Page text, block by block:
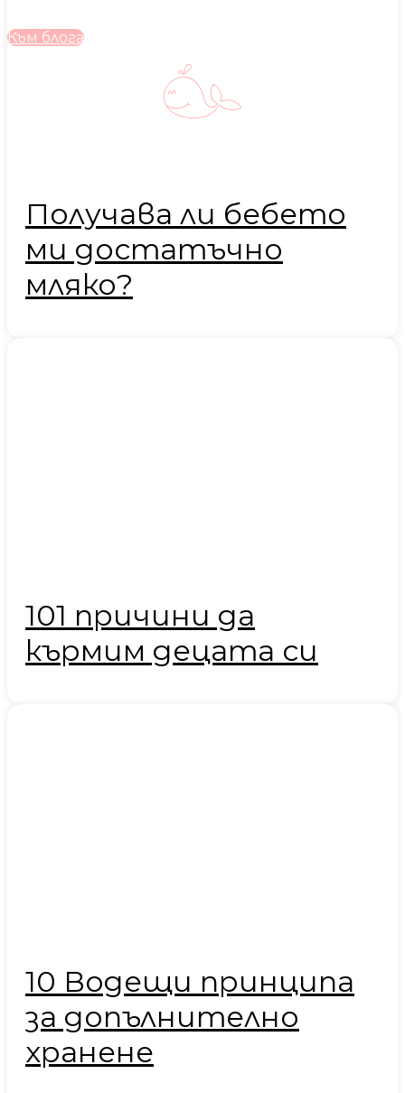
Към блога
Получава ли бебето
ми достатъчно
мляко?
101 причини да
кърмим децата си
10 Водещи принципа
за допълнително
хранене